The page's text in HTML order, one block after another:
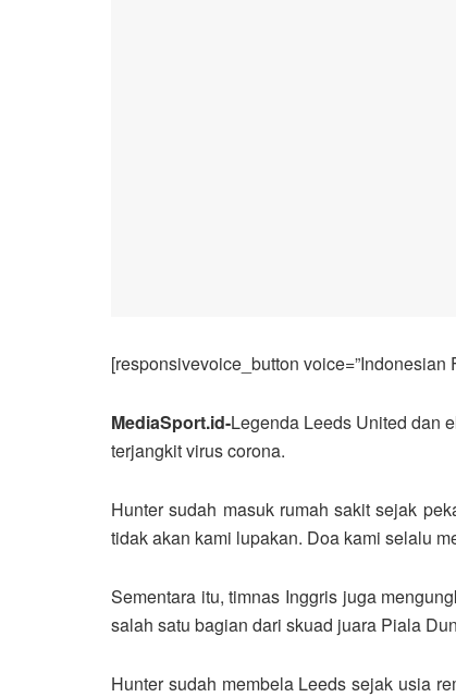
[responsivevoice_button voice=”Indonesian
MediaSport.id-Legenda Leeds United dan
terjangkit virus corona.
Hunter sudah masuk rumah sakit sejak
tidak akan kami lupakan. Doa kami selalu
Sementara itu, timnas Inggris juga
salah satu bagian dari skuad juara Piala
Hunter sudah membela Leeds sejak usia